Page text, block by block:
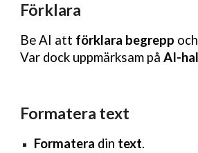
Förklara
Be AI att förklara begrepp och
Var dock uppmärksam påAI-
Formatera text
Formatera din text.